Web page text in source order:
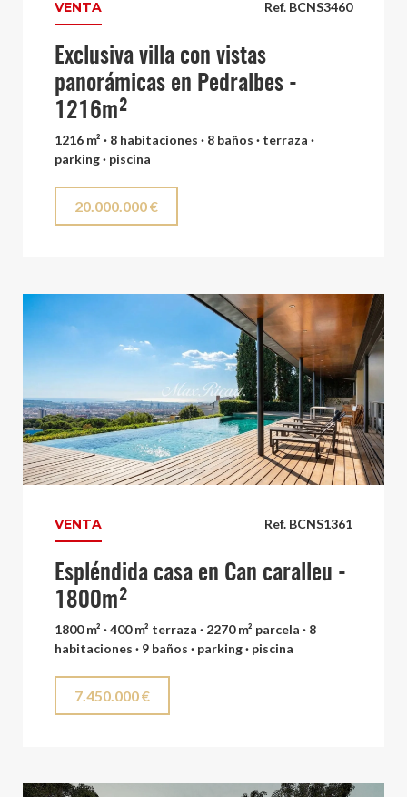
Ref. BCNS3460
VENTA
Exclusiva villa con vistas
panorámicas en Pedralbes -
1216m²
1216 m² · 8 habitaciones · 8 baños · terraza ·
parking · piscina
20.000.000 €
Ref. BCNS1361
VENTA
Espléndida casa en Can caralleu -
1800m²
1800 m² · 400 m² terraza · 2270 m² parcela · 8
habitaciones · 9 baños · parking · piscina
7.450.000 €